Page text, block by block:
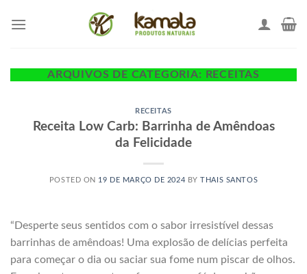
ARQUIVOS DE CATEGORIA: RECEITAS
RECEITAS
Receita Low Carb: Barrinha de Amêndoas
da Felicidade
POSTED ON 19 DE MARÇO DE 2024 BYTHAIS SANTOS
“Desperte seus sentidos com o sabor irresistível dessas
barrinhas de amêndoas! Uma explosão de delícias perfeita
para começar o dia ou saciar sua fome num piscar de olhos.